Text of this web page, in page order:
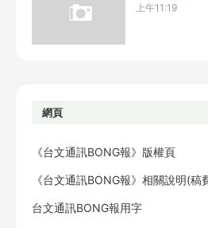
上午11:19
網頁
《台文通訊BONG報》版權頁
《台文通訊BONG報》相關說明(稿
台文通訊BONG報用字